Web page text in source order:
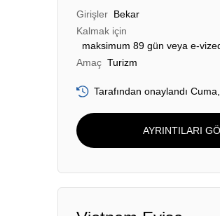
Girişler Bekar
Kalmak için
maksimum 89 gün veya e-
Amaç Turizm
Tarafından onaylandı
AYRINTILARI